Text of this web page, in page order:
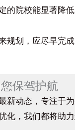
的院校能显著降
划，应尽早完成
保驾护航
新动态，专注于
，我们都将助力